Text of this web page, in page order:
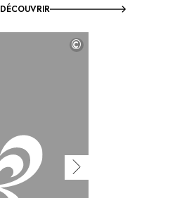
DÉCOUVRIR
©